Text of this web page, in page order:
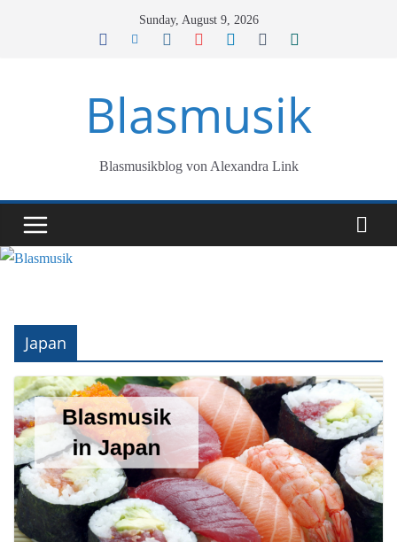
Sunday, August 9, 2026
Blasmusik
Blasmusikblog von Alexandra Link
Japan